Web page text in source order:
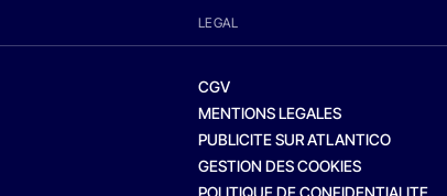
LEGAL
CGV
MENTIONS LEGALES
PUBLICITE SUR ATLANTICO
GESTION DES COOKIES
POLITIQUE DE CONFIDENTIALITE